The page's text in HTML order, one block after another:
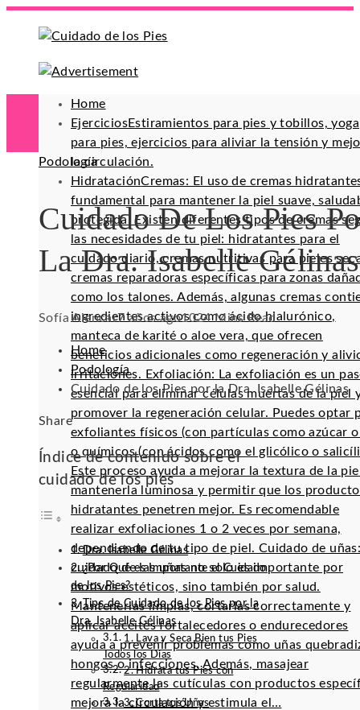
Home
EjerciciosEstiramientos para pies y tobillos, yoga
para pies, ejercicios para aliviar la tensión y
la circulación.
HidrataciónCremas: El uso de cremas
fundamental para mantener la piel suave,
protegida. Existen diferentes tipos de cremas
las necesidades de tu piel: hidratantes para el
cuidado diario, cremas nutritivas para pieles
cremas reparadoras específicas para zonas
como los talones. Además, algunas cremas
ingredientes activos como ácido hialurónico,
manteca de karité o aloe vera, que ofrecen
beneficios adicionales como regeneración y
irritaciones. Exfoliación: La exfoliación es un
esencial para eliminar células muertas de la piel
promover la regeneración celular. Puedes optar
exfoliantes físicos (con partículas como azúcar o
o químicos (con ácidos como el glicólico o
Este proceso ayuda a mejorar la textura de la
mantenerla luminosa y permitir que los
hidratantes penetren mejor. Es recomendable
realizar exfoliaciones 1 o 2 veces por semana,
dependiendo de tu tipo de piel. Cuidado de
cuidado de las uñas no solo es importante por
motivos estéticos, sino también por salud.
Mantenerlas limpias, cortarlas correctamente y
aplicar aceites fortalecedores o endurecedores
ayuda a prevenir problemas como uñas
hongos o infecciones. Además, masajear
regularmente las cutículas con productos
mejora la circulación y estimula el…
Podología
Cuidado De Los Pies
La Dra. Isabelle Gélinas
Sofía Alencar7 años ago1024 Mins Read
Home
Podología
Cuidado de los Pies por la Dra. Isabelle Gélinas
Facebook
Twitter
LinkedIn
Pinterest
Stumbleupon
Email
Share
Índice de contenido sobre el
cuidado de los pies
Dra. Isabelle Gélinas
¿Por Qué es Importante el Cuidado
de los Pies?
Tips de Cuidado de los Pies por la
Dra. Isabelle Gélinas
1. Lava y Seca Bien tus Pies
Todos los Días
2. Hidrata tus Pies con
Regularidad
3. Corta tus Uñas